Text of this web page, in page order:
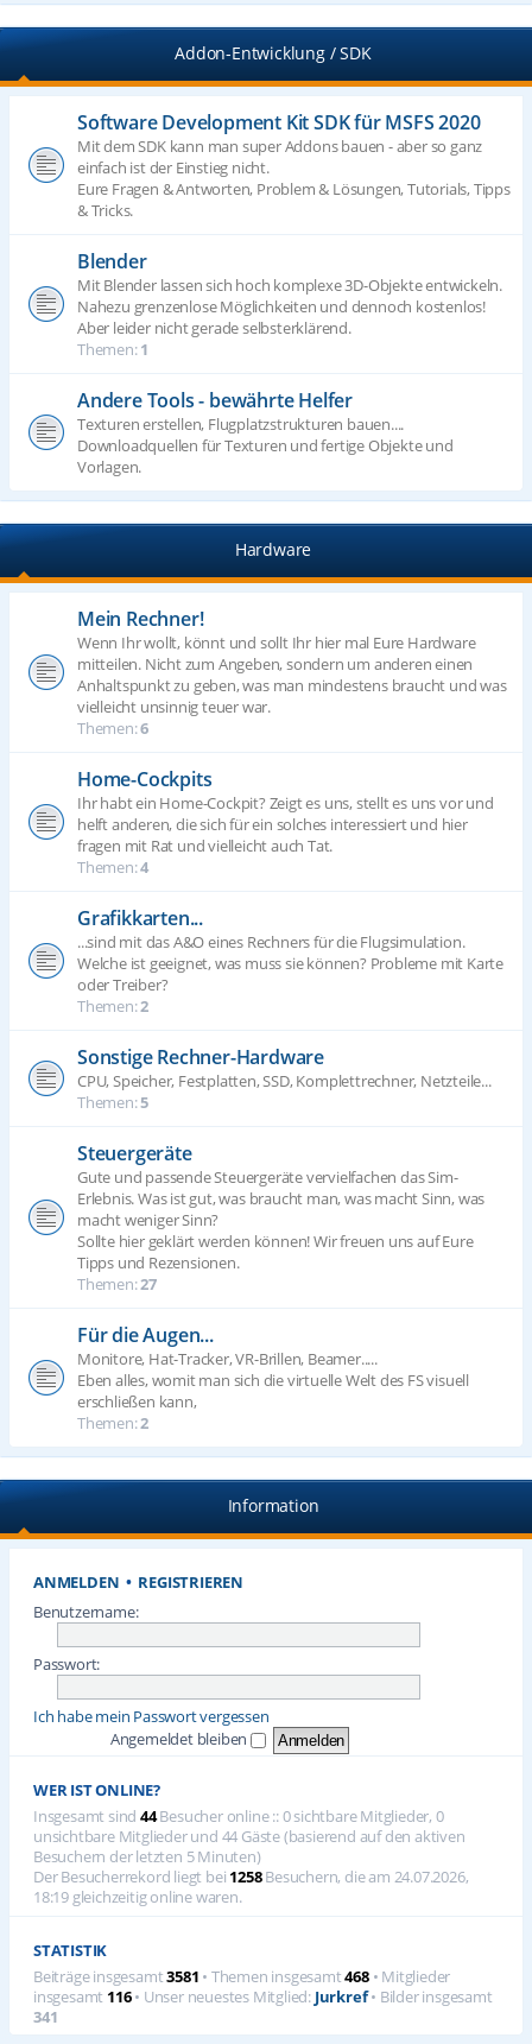
Addon-Entwicklung / SDK
Software Development Kit SDK für MSFS 2020
Mit dem SDK kann man super Addons bauen - aber so ganz
einfach ist der Einstieg nicht.
Eure Fragen & Antworten, Problem & Lösungen, Tutorials, Tipps
& Tricks.
Blender
Mit Blender lassen sich hoch komplexe 3D-Objekte entwickeln.
Nahezu grenzenlose Möglichkeiten und dennoch kostenlos!
Aber leider nicht gerade selbsterklärend.
Themen:1
Andere Tools - bewährte Helfer
Texturen erstellen, Flugplatzstrukturen bauen....
Downloadquellen für Texturen und fertige Objekte und
Vorlagen.
Hardware
Mein Rechner!
Wenn Ihr wollt, könnt und sollt Ihr hier mal Eure Hardware
mitteilen. Nicht zum Angeben, sondern um anderen einen
Anhaltspunkt zu geben, was man mindestens braucht und was
vielleicht unsinnig teuer war.
Themen:6
Home-Cockpits
Ihr habt ein Home-Cockpit? Zeigt es uns, stellt es uns vor und
helft anderen, die sich für ein solches interessiert und hier
fragen mit Rat und vielleicht auch Tat.
Themen:4
Grafikkarten...
...sind mit das A&O eines Rechners für die Flugsimulation.
Welche ist geeignet, was muss sie können? Probleme mit Karte
oder Treiber?
Themen:2
Sonstige Rechner-Hardware
CPU, Speicher, Festplatten, SSD, Komplettrechner, Netzteile...
Themen:5
Steuergeräte
Gute und passende Steuergeräte vervielfachen das Sim-
Erlebnis. Was ist gut, was braucht man, was macht Sinn, was
macht weniger Sinn?
Sollte hier geklärt werden können! Wir freuen uns auf Eure
Tipps und Rezensionen.
Themen:27
Für die Augen...
Monitore, Hat-Tracker, VR-Brillen, Beamer.....
Eben alles, womit man sich die virtuelle Welt des FS visuell
erschließen kann,
Themen:2
Information
ANMELDEN • REGISTRIEREN
Benutzername:
Passwort:
Ich habe mein Passwort vergessen
Angemeldet bleiben
WER IST ONLINE?
Insgesamt sind 44Besucher online :: 0 sichtbare Mitglieder, 0
unsichtbare Mitglieder und 44 Gäste (basierend auf den aktiven
Besuchern der letzten 5 Minuten)
Der Besucherrekord liegt bei 1258Besuchern, die am 24.07.2026,
18:19 gleichzeitig online waren.
STATISTIK
Beiträge insgesamt3581 • Themen insgesamt468• Mitglieder
insgesamt 116• Unser neuestes Mitglied: Jurkref• Bilder insgesamt
341